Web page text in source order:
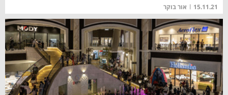
15.11.21
| אור בוקר